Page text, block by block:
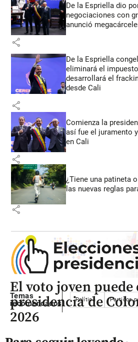
De la Espriella dio
negociaciones con
anunció
share
De la Espriella
eliminará el
desarrollará el
desde Cali
share
Comienza la
así fue el juramento
en Cali
share
¿Tiene una patineta
las nuevas reglas
share
Temas
recomendados
Política Partidos
El voto joven
presidencia de
2026